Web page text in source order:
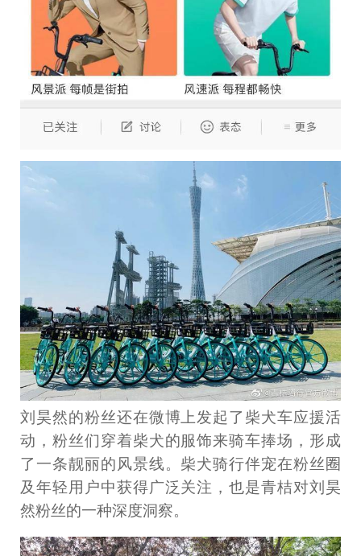
刘昊然的粉丝还在微博上发起了柴犬车应援活
动，粉丝们穿着柴犬的服饰来骑车捧场，形成
了一条靓丽的风景线。柴犬骑行伴宠在粉丝圈
及年轻用户中获得广泛关注，也是青桔对刘昊
然粉丝的一种深度洞察。